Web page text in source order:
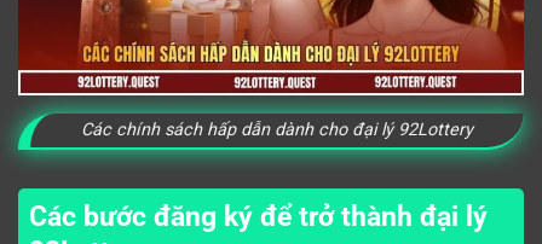
Các chính sách hấp dẫn dành cho đại lý 92Lottery
Các bước đăng ký để trở thành đại lý